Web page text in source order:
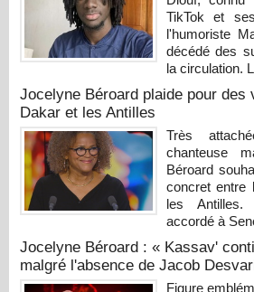
TikTok et
l'humoriste
décédé des
la circulation.
Jocelyne Béroard plaide pour des
Dakar et les Antilles
Très
chanteuse
Béroard
concret entre
les
accordé à
Jocelyne Béroard : « Kassav'
malgré l'absence de Jacob
Figure